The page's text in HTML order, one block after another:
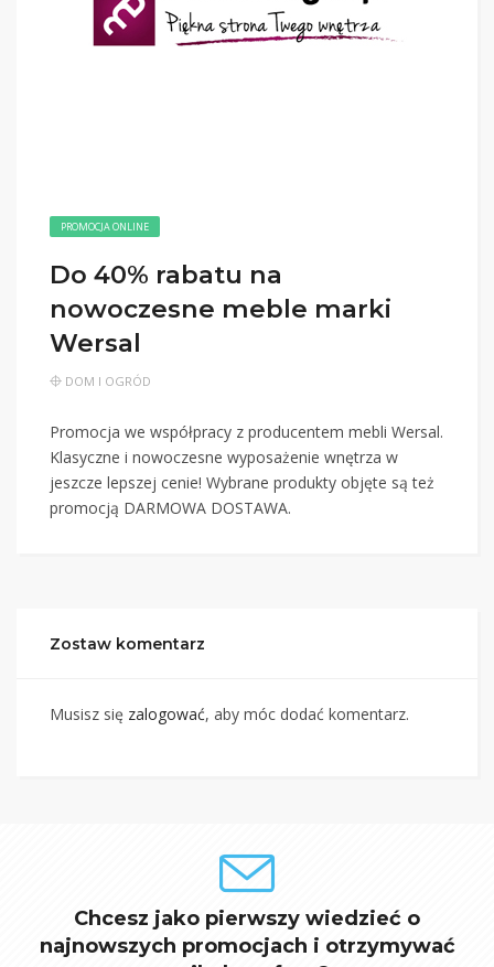
PROMOCJA ONLINE
Do 40% rabatu na
nowoczesne meble marki
Wersal
DOM I OGRÓD
Promocja we współpracy z producentem mebli Wersal.
Klasyczne i nowoczesne wyposażenie wnętrza w
jeszcze lepszej cenie! Wybrane produkty objęte są też
promocją DARMOWA DOSTAWA.
Zostaw komentarz
Musisz się zalogować, aby móc dodać komentarz.
Chcesz jako pierwszy wiedzieć o
najnowszych promocjach i otrzymywać